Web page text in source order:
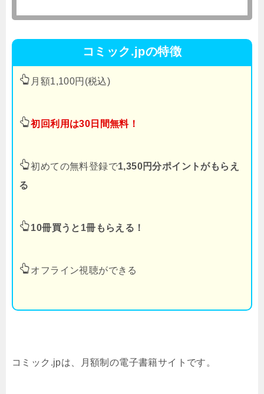
コミック.jpの特徴
月額1,100円(税込)
初回利用は30日間無料！
初めての無料登録で1,350円分ポイントがもらえ
る
10冊買うと1冊もらえる！
オフライン視聴ができる
コミック.jpは、月額制の電子書籍サイトです。